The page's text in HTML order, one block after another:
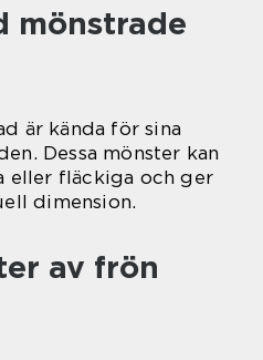
mönstrade
är kända för sina
Dessa mönster kan
eller fläckiga och ger
dimension.
av frön